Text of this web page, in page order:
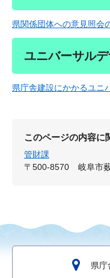
県関係団体への意見照会
ユニバーサル
県庁舎建設にかかるユニ
このページの内容に
管財課
〒500-8570
岐阜市
県庁